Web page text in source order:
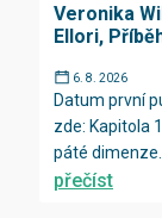
Veronika
Ellori,
6. 8. 2026
Datum první
zde: Kapitola
páté dimenze.
přečíst